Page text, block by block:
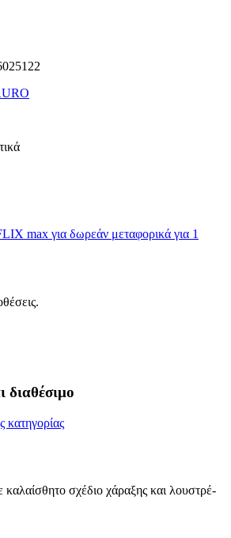
max για δωρεάν μεταφορικά για 1
διαθέσιμο
κατηγορίας
σχέδιο χάραξης και λουστρέ-